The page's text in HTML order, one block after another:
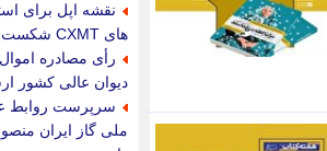
نقشه اپل برای
های CXMT شکست خورد
رأی مصادره
دیوان عالی کشور
سرپرست روابط
ملی گاز ایران